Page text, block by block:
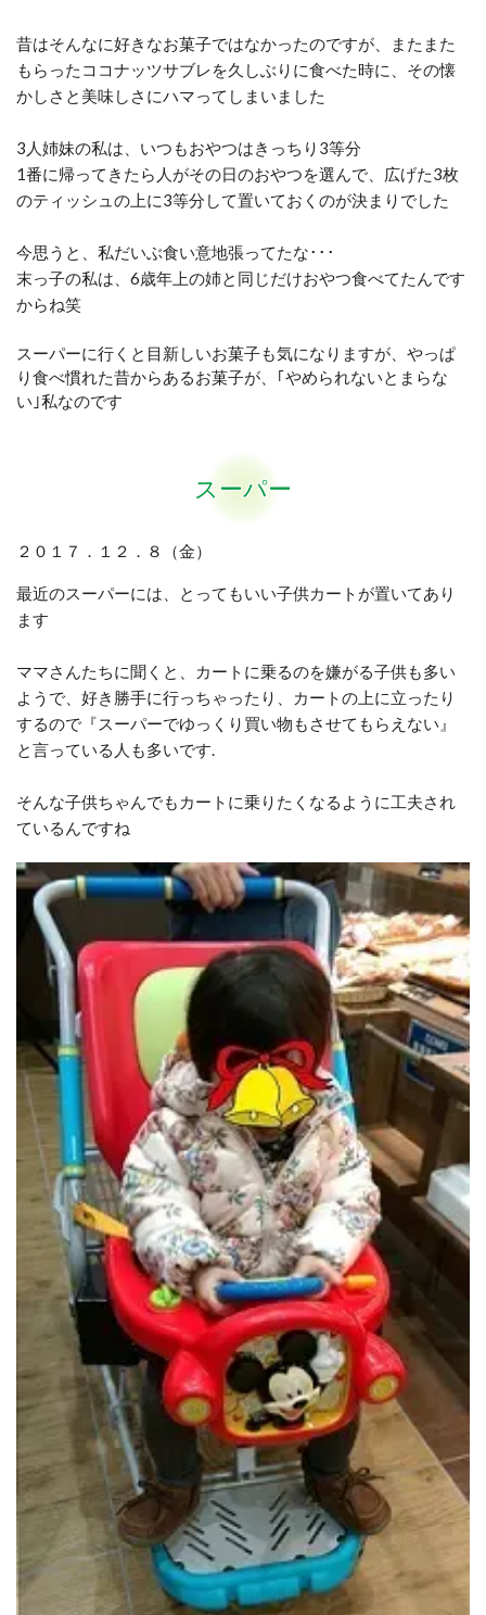
昔はそんなに好きなお菓子ではなかったのですが、またまた
もらったココナッツサブレを久しぶりに食べた時に、その懐
かしさと美味しさにハマってしまいました
3人姉妹の私は、いつもおやつはきっちり3等分
1番に帰ってきたら人がその日のおやつを選んで、広げた3枚
のティッシュの上に3等分して置いておくのが決まりでした
今思うと、私だいぶ食い意地張ってたな･･･
末っ子の私は、6歳年上の姉と同じだけおやつ食べてたんです
からね笑
スーパーに行くと目新しいお菓子も気になりますが、やっぱ
り食べ慣れた昔からあるお菓子が、｢やめられないとまらな
い｣私なのです
スーパー
２０１７．１２．８（金）
最近のスーパーには、とってもいい子供カートが置いてあり
ます
ママさんたちに聞くと、カートに乗るのを嫌がる子供も多い
ようで、好き勝手に行っちゃったり、カートの上に立ったり
するので『スーパーでゆっくり買い物もさせてもらえない』
と言っている人も多いです.
そんな子供ちゃんでもカートに乗りたくなるように工夫され
ているんですね